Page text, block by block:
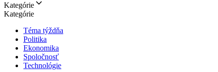
Kategórie
Kategórie
Téma týždňa
Politika
Ekonomika
Spoločnosť
Technológie